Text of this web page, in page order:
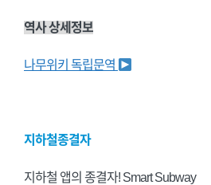
역사 상세정보
나무위키 독립문역
지하철종결자
지하철 앱의 종결자! Smart Subway